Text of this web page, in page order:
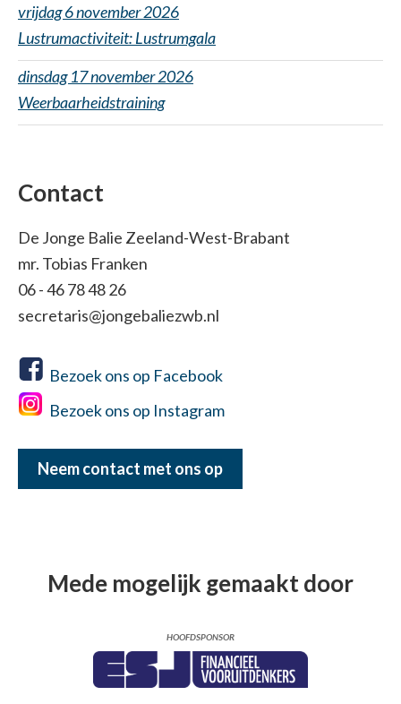
vrijdag 6 november 2026
Lustrumactiviteit: Lustrumgala
dinsdag 17 november 2026
Weerbaarheidstraining
Contact
De Jonge Balie Zeeland-West-Brabant
mr. Tobias Franken
06 - 46 78 48 26
secretaris@jongebaliezwb.nl
Bezoek ons op Facebook
Bezoek ons op Instagram
Neem contact met ons op
Mede mogelijk gemaakt door